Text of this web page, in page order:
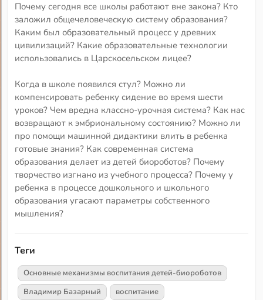
Почему сегодня все школы работают вне закона? Кто
заложил общечеловеческую систему образования?
Каким был образовательный процесс у древних
цивилизаций? Какие образовательные технологии
использовались в Царскосельском лицее?
Когда в школе появился стул? Можно ли
компенсировать ребенку сидение во время шести
уроков? Чем вредна классно-урочная система? Как нас
возвращают к эмбриональному состоянию? Можно ли
про помощи машинной дидактики влить в ребенка
готовые знания? Как современная система
образования делает из детей биороботов? Почему
творчество изгнано из учебного процесса? Почему у
ребенка в процессе дошкольного и школьного
образования угасают параметры собственного
мышления?
Теги
Основные механизмы воспитания детей-биороботов
Владимир Базарный
воспитание